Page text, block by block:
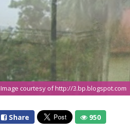
Image courtesy of http://2.bp.blogspot.com
Image courtesy of http://3.bp.blogspot.com
Share 950